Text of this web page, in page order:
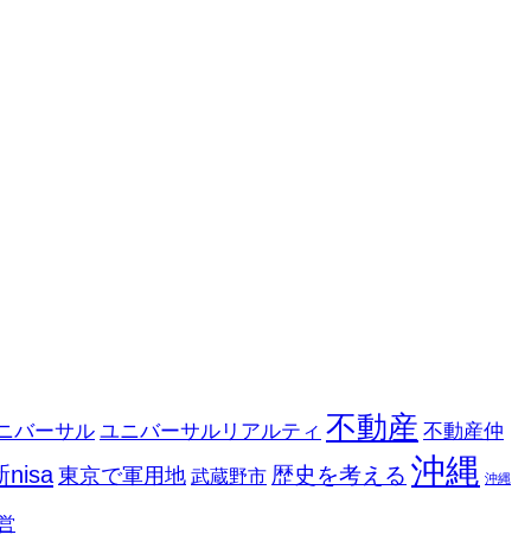
バーサル ユニバーサルリアルティ 不動産 不動産仲
nisa 東京で軍用地 武蔵野市 歴史を考える 沖縄 沖縄